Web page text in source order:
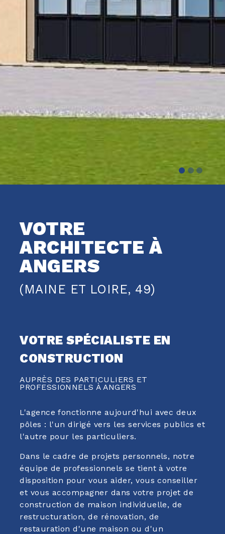
VOTRE
ARCHITECTE À
ANGERS
(MAINE ET LOIRE, 49)
VOTRE SPÉCIALISTE EN
CONSTRUCTION
AUPRÈS DES PARTICULIERS ET
PROFESSIONNELS À ANGERS
L'agence fonctionne aujourd'hui avec deux
pôles : l'un dirigé vers les services publics et
l'autre pour les particuliers.
Dans le cadre de projets personnels, notre
équipe de professionnels se tient à votre
disposition pour vous aider, vous conseiller
et vous accompagner dans votre projet de
construction de maison individuelle, de
restructuration, de rénovation, de
restauration d'une maison ou d'un